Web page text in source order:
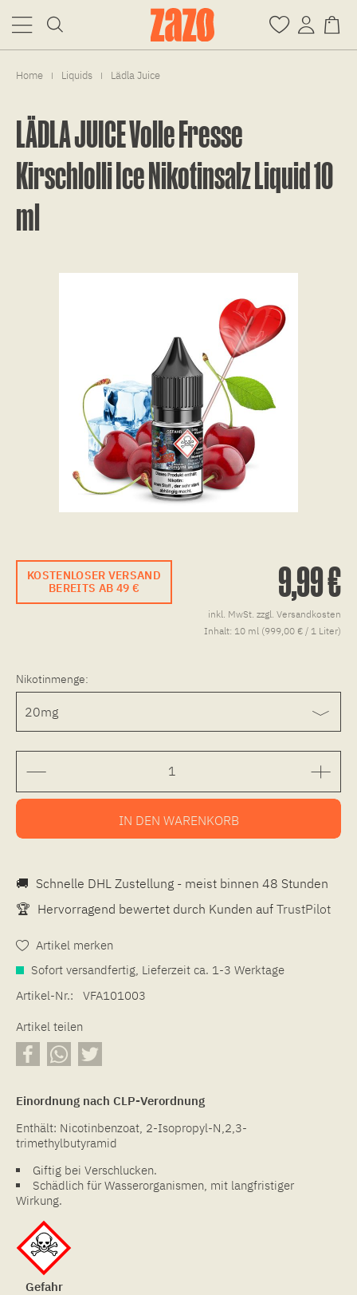
Home | Liquids | Lädla Juice
LÄDLA JUICE Volle Fresse
Kirschlolli Ice Nikotinsalz Liquid 10
ml
KOSTENLOSER VERSAND
BEREITS AB 49 €
9,99 €
inkl. MwSt. zzgl. Versandkosten
Inhalt: 10 ml (999,00 € / 1 Liter)
Nikotinmenge:
IN DEN WARENKORB
🚚 Schnelle DHL Zustellung - meist binnen 48 Stunden
🏆 Hervorragend bewertet durch Kunden auf TrustPilot
Artikel merken
Sofort versandfertig, Lieferzeit ca. 1-3 Werktage
Artikel-Nr.:
VFA101003
Artikel teilen
Einordnung nach CLP-Verordnung
Enthält: Nicotinbenzoat, 2-Isopropyl-N,2,3-
trimethylbutyramid
Giftig bei Verschlucken.
Schädlich für Wasserorganismen, mit langfristiger
Wirkung.
Gefahr